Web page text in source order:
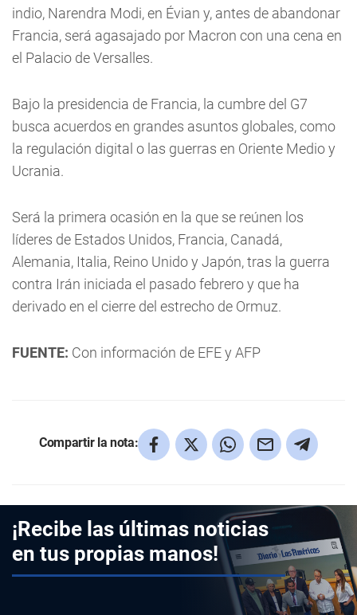
indio, Narendra Modi, en Évian y, antes de abandonar
Francia, será agasajado por Macron con una cena en
el Palacio de Versalles.
Bajo la presidencia de Francia, la cumbre del G7
busca acuerdos en grandes asuntos globales, como
la regulación digital o las guerras en Oriente Medio y
Ucrania.
Será la primera ocasión en la que se reúnen los
líderes de Estados Unidos, Francia, Canadá,
Alemania, Italia, Reino Unido y Japón, tras la guerra
contra Irán iniciada el pasado febrero y que ha
derivado en el cierre del estrecho de Ormuz.
FUENTE: Con información de EFE y AFP
Compartir la nota:
¡Recibe las últimas noticias
en tus propias manos!